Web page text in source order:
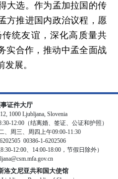
大选。作为孟加拉国的传
方推进国内政治议程，愿
统友谊，深化高质量共
实合作，推动中孟全面战
展。
洛文尼亚共和国大使馆
证件大厅
1000 Ljubljana, Slovenia
12:00（结离婚、签证、公证和护照）
、周三、周四上午09:00-11:30
00386-1-6202506
12:00、14:00-18:00，节假日除外）